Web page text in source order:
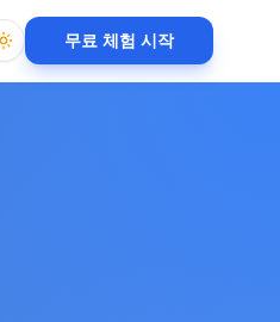
Toggle theme무료 체험 시작